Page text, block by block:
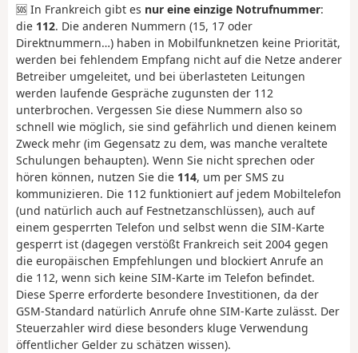
🆘 In Frankreich gibt es nur eine einzige Notrufnummer:
die 112. Die anderen Nummern (15, 17 oder
Direktnummern…) haben in Mobilfunknetzen keine Priorität,
werden bei fehlendem Empfang nicht auf die Netze anderer
Betreiber umgeleitet, und bei überlasteten Leitungen
werden laufende Gespräche zugunsten der 112
unterbrochen. Vergessen Sie diese Nummern also so
schnell wie möglich, sie sind gefährlich und dienen keinem
Zweck mehr (im Gegensatz zu dem, was manche veraltete
Schulungen behaupten). Wenn Sie nicht sprechen oder
hören können, nutzen Sie die 114, um per SMS zu
kommunizieren. Die 112 funktioniert auf jedem Mobiltelefon
(und natürlich auch auf Festnetzanschlüssen), auch auf
einem gesperrten Telefon und selbst wenn die SIM-Karte
gesperrt ist (dagegen verstößt Frankreich seit 2004 gegen
die europäischen Empfehlungen und blockiert Anrufe an
die 112, wenn sich keine SIM-Karte im Telefon befindet.
Diese Sperre erforderte besondere Investitionen, da der
GSM-Standard natürlich Anrufe ohne SIM-Karte zulässt. Der
Steuerzahler wird diese besonders kluge Verwendung
öffentlicher Gelder zu schätzen wissen).